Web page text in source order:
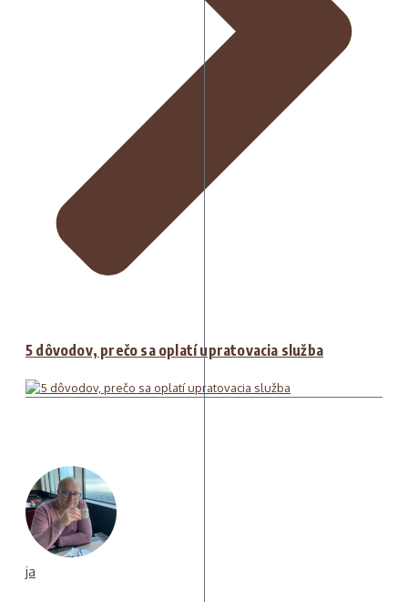
5 dôvodov, prečo sa oplatí upratovacia služba
ja